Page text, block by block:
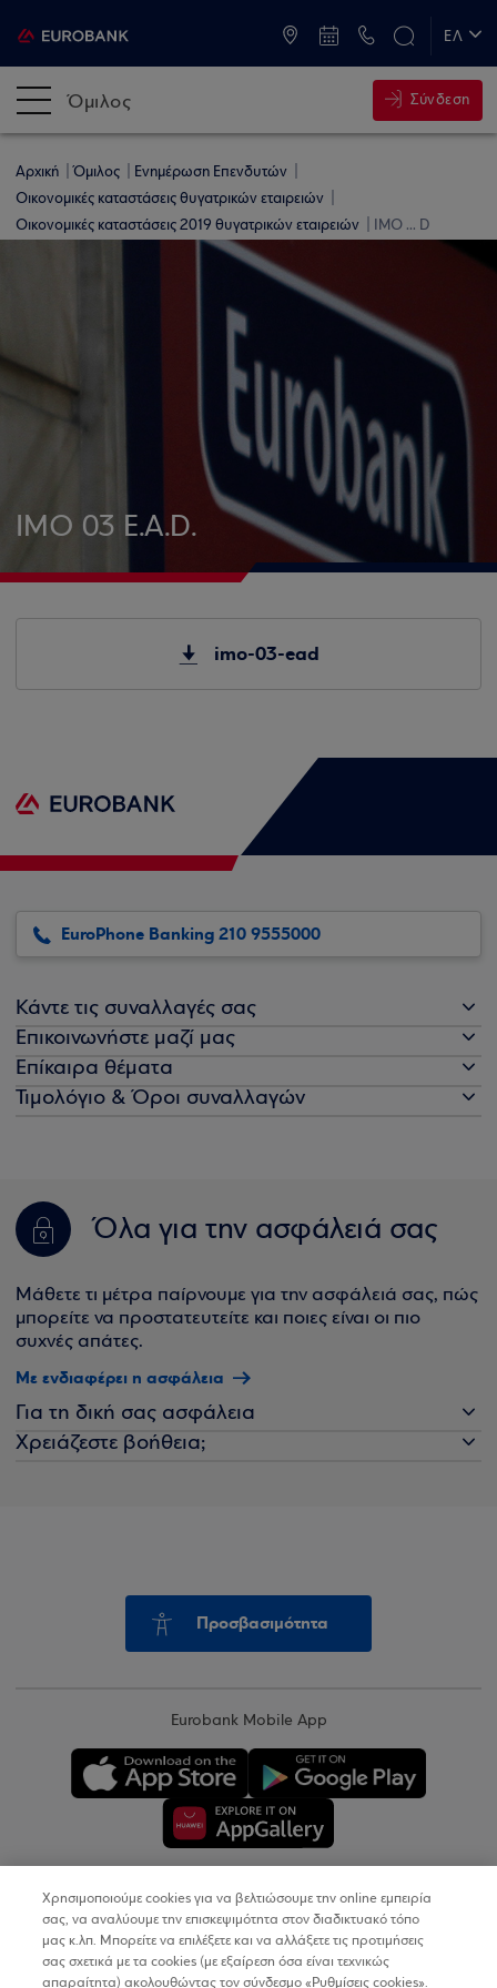
ΕΛ
Όμιλος Σύνδεση
Αρχική Όμιλος
Ενημέρωση Επενδυτών
Οικονομικές καταστάσεις θυγατρικών εταιρειών
Οικονομικές καταστάσεις 2019 θυγατρικών εταιρειών
IMO ... D
IMO 03 E.A.D.
imo-03-ead
EuroPhone Banking 210 9555000
Κάντε τις συναλλαγές σας
Επικοινωνήστε μαζί μας
Επίκαιρα θέματα
Τιμολόγιο & Όροι συναλλαγών
Όλα για την ασφάλειά σας
Μάθετε τι μέτρα παίρνουμε για την ασφάλειά σας, πώς
μπορείτε να προστατευτείτε και ποιες είναι οι πιο
συχνές απάτες.
Με ενδιαφέρει η ασφάλεια
Για τη δική σας ασφάλεια
Χρειάζεστε βοήθεια;
Προσβασιμότητα
Eurobank Mobile App
Copyright © 2026
Όροι Χρήσης
Χρησιμοποιούμε cookies για να βελτιώσουμε την online εμπειρία
σας, να αναλύουμε την επισκεψιμότητα στον διαδικτυακό τόπο
μας κ.λπ. Μπορείτε να επιλέξετε και να αλλάξετε τις προτιμήσεις
σας σχετικά με τα cookies (με εξαίρεση όσα είναι τεχνικώς
απαραίτητα) ακολουθώντας τον σύνδεσμο «Ρυθμίσεις cookies».